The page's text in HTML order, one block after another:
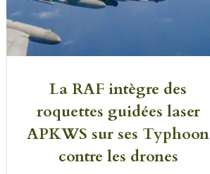
La RAF intègre des
roquettes guidées laser
APKWS sur ses Typhoon
contre les drones